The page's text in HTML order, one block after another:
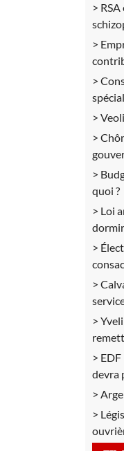
quoi ?
Loi
EDF
devra